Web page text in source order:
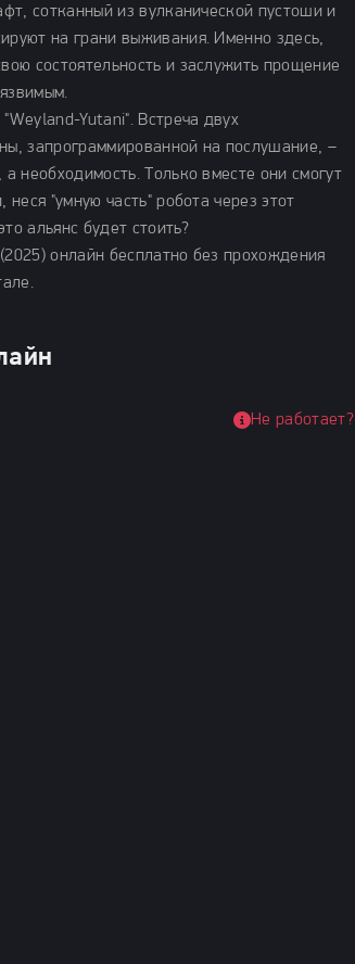
сотканный из вулканической пустоши и
на грани выживания. Именно здесь,
состоятельность и заслужить прощение
Yutani". Встреча двух
запрограммированной на послушание, –
необходимость. Только вместе они смогут
"умную часть" робота через этот
альянс будет стоить?
онлайн бесплатно без прохождения
Не работает?